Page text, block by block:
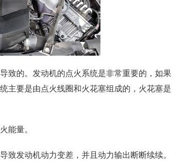
致的。发动机的点火系统是非常重要的，如果
主要是由点火线圈和火花塞组成的，火花塞是
能量。
致发动机动力变差，并且动力输出断断续续。